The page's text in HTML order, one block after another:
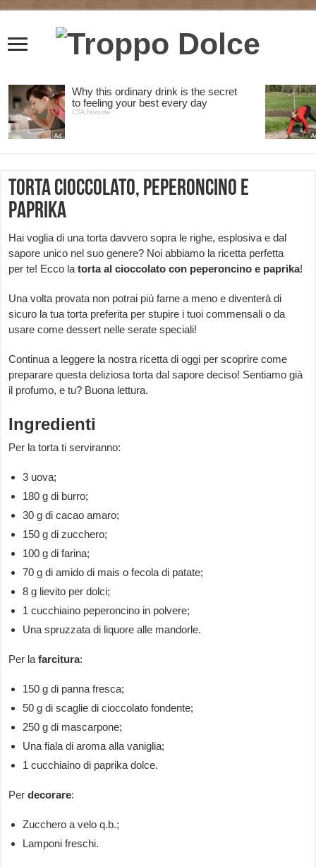
Torta cioccolato, peperoncino e
paprika
Hai voglia di una torta davvero sopra le righe, esplosiva e dal
sapore unico nel suo genere? Noi abbiamo la ricetta perfetta
per te! Ecco latorta al cioccolato con peperoncino e paprika!
Una volta provata non potrai più farne a meno e diventerà di
sicuro la tua torta preferita per stupire i tuoi commensali o da
usare come dessert nelle serate speciali!
Continua a leggere la nostra ricetta di oggi per scoprire come
preparare questa deliziosa torta dal sapore deciso! Sentiamo già
il profumo, e tu? Buona lettura.
Ingredienti
Per la torta ti serviranno:
3 uova;
180 g di burro;
30 g di cacao amaro;
150 g di zucchero;
100 g di farina;
70 g di amido di mais o fecola di patate;
8 g lievito per dolci;
1 cucchiaino peperoncino in polvere;
Una spruzzata di liquore alle mandorle.
Per lafarcitura:
150 g di panna fresca;
50 g di scaglie di cioccolato fondente;
250 g di mascarpone;
Una fiala di aroma alla vaniglia;
1 cucchiaino di paprika dolce.
Perdecorare:
Zucchero a velo q.b.;
Lamponi freschi.